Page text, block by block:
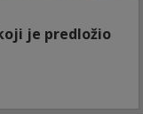
je predložio